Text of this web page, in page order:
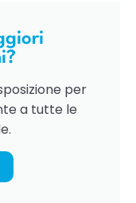
per
a tutte le